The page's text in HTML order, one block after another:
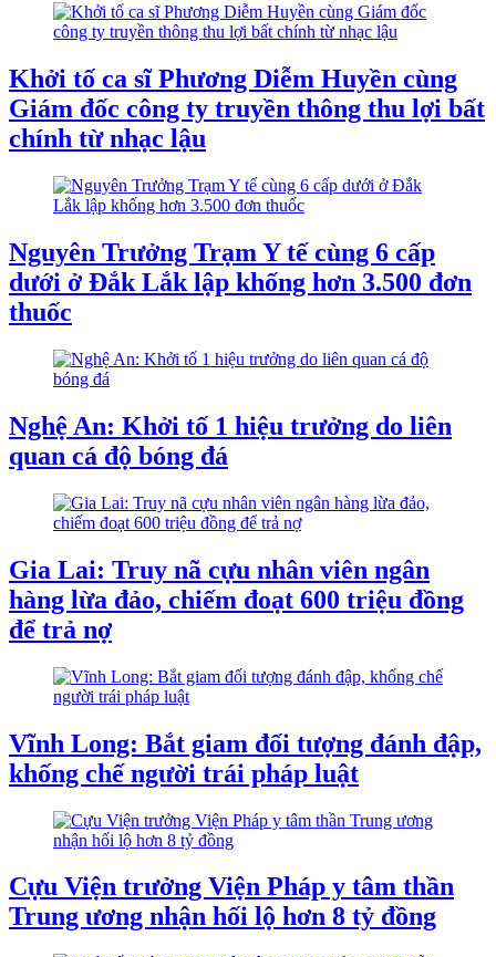
Khởi tố ca sĩ Phương Diễm Huyền cùng
Giám đốc công ty truyền thông thu lợi bất
chính từ nhạc lậu
Nguyên Trưởng Trạm Y tế cùng 6 cấp
dưới ở Đắk Lắk lập khống hơn 3.500 đơn
thuốc
Nghệ An: Khởi tố 1 hiệu trưởng do liên
quan cá độ bóng đá
Gia Lai: Truy nã cựu nhân viên ngân
hàng lừa đảo, chiếm đoạt 600 triệu đồng
để trả nợ
Vĩnh Long: Bắt giam đối tượng đánh đập,
khống chế người trái pháp luật
Cựu Viện trưởng Viện Pháp y tâm thần
Trung ương nhận hối lộ hơn 8 tỷ đồng